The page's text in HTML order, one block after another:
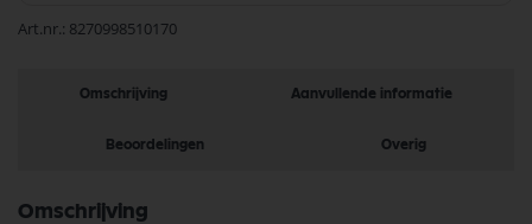
Art.nr. 8270998510170
Omschrijving Aanvullende informatie
Beoordelingen Overig
Omschrijving